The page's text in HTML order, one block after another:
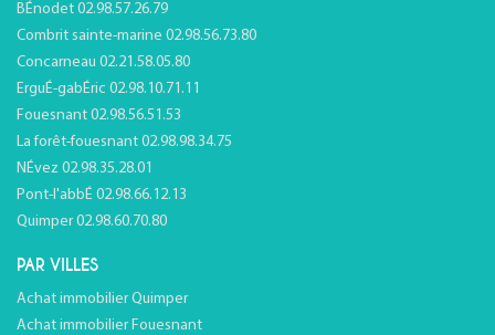
BÉnodet 02.98.57.26.79
Combrit sainte-marine 02.98.56.73.80
Concarneau 02.21.58.05.80
ErguÉ-gabÉric 02.98.10.71.11
Fouesnant 02.98.56.51.53
La forêt-fouesnant 02.98.98.34.75
NÉvez 02.98.35.28.01
Pont-l'abbÉ 02.98.66.12.13
Quimper 02.98.60.70.80
PAR VILLES
Achat immobilier Quimper
Achat immobilier Fouesnant